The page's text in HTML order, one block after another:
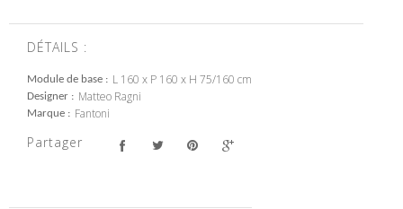
DÉTAILS :
Module de base L 160 x P 160 x H 75/160 cm
Designer Matteo Ragni
Marque Fantoni
Partager